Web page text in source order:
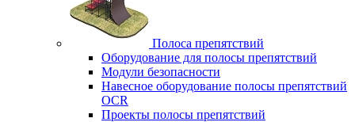
Полоса препятствий
Оборудование для полосы препятствий
Модули безопасности
Навесное оборудование полосы препятствий
OCR
Проекты полосы препятствий